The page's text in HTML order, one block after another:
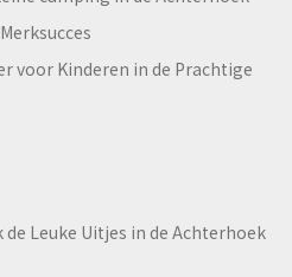
voor Kinderen in de Prachtige
de Leuke Uitjes in de Achterhoek